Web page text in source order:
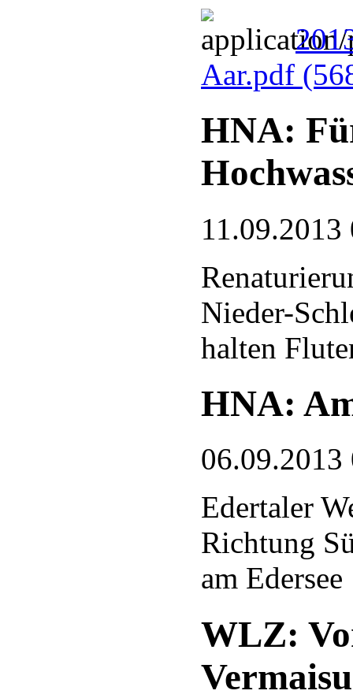
Aar.pdf
HNA:
11.09.2013
Nieder-
halten
HNA:
06.09.2013
Edertaler
Richtung
am Edersee
WLZ: